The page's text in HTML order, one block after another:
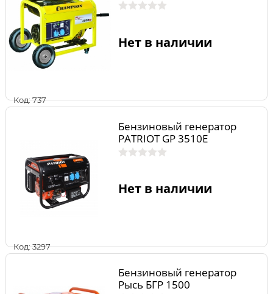
Код: 737
Нет в наличии
Код: 3297
Бензиновый генератор
PATRIOT GP 3510E
Нет в наличии
Бензиновый генератор
Рысь БГР 1500